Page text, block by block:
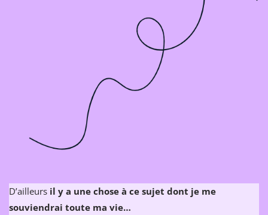
D’ailleurs il y a une chose à ce sujet dont je me
souviendrai toute ma vie…